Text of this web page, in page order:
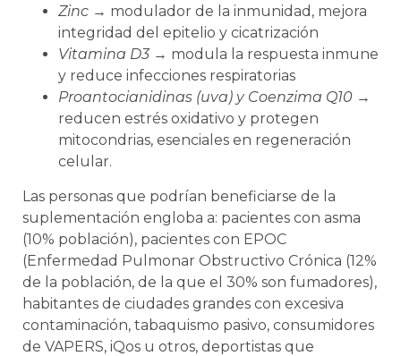
Zinc → modulador de la inmunidad, mejora
integridad del epitelio y cicatrización
Vitamina D3 → modula la respuesta inmune
y reduce infecciones respiratorias
Proantocianidinas (uva) y Coenzima Q10 →
reducen estrés oxidativo y protegen
mitocondrias, esenciales en regeneración
celular.
Las personas que podrían beneficiarse de la
suplementación engloba a: pacientes con asma
(10% población), pacientes con EPOC
(Enfermedad Pulmonar Obstructivo Crónica (12%
de la población, de la que el 30% son fumadores),
habitantes de ciudades grandes con excesiva
contaminación, tabaquismo pasivo, consumidores
de VAPERS, iQos u otros, deportistas que